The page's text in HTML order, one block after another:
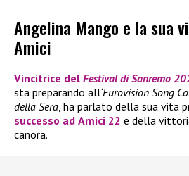
Angelina Mango e la sua
Amici
Vincitrice del Festival di Sanremo
sta preparando all‘Eurovision Song
della Sera , ha parlato della sua vita
successo ad Amici 22 e della
canora.